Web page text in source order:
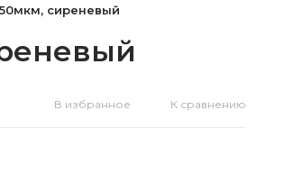
сиреневый
В избранное К сравнению